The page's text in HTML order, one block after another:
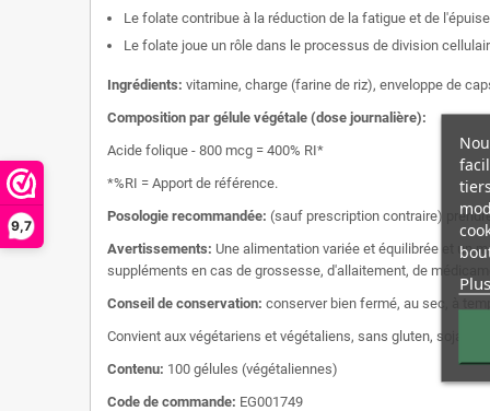
9,7
Le folate contribue à la réduction de la fatigue et de
Le folate joue un rôle dans le processus de division
Ingrédients: vitamine, charge (farine de riz), enveloppe de
Composition par gélule végétale (dose journalière):
Acide folique - 800 mcg = 400% RI*
*%RI = Apport de référence.
Posologie recommandée: (sauf prescription contraire)
Avertissements: Une alimentation variée et équilibrée et un
suppléments en cas de grossesse, d'allaitement, de
Conseil de conservation: conserver bien fermé, au sec, à
Convient aux végétariens et végétaliens, sans gluten, soja,
Contenu: 100 gélules (végétaliennes)
Code de commande: EG001749